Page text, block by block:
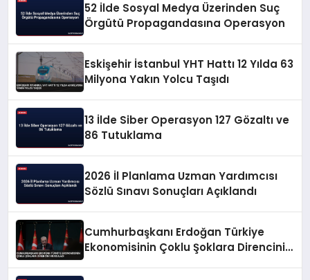
52 İlde Sosyal Medya Üzerinden Suç
Örgütü Propagandasına Operasyon
Eskişehir İstanbul YHT Hattı 12 Yılda 63
Milyona Yakın Yolcu Taşıdı
13 İlde Siber Operasyon 127 Gözaltı ve
86 Tutuklama
2026 İl Planlama Uzman Yardımcısı
Sözlü Sınavı Sonuçları Açıklandı
Cumhurbaşkanı Erdoğan Türkiye
Ekonomisinin Çoklu Şoklara Direncini